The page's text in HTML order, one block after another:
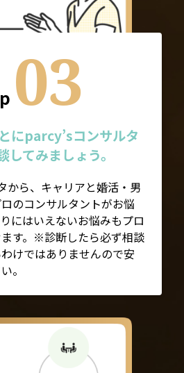
03
にparcy’sコンサルタ
してみましょう。
から、キャリアと婚活・男
のコンサルタントがお悩
にはいえないお悩みもプロ
す。※診断したら必ず相談
けではありませんので安
。